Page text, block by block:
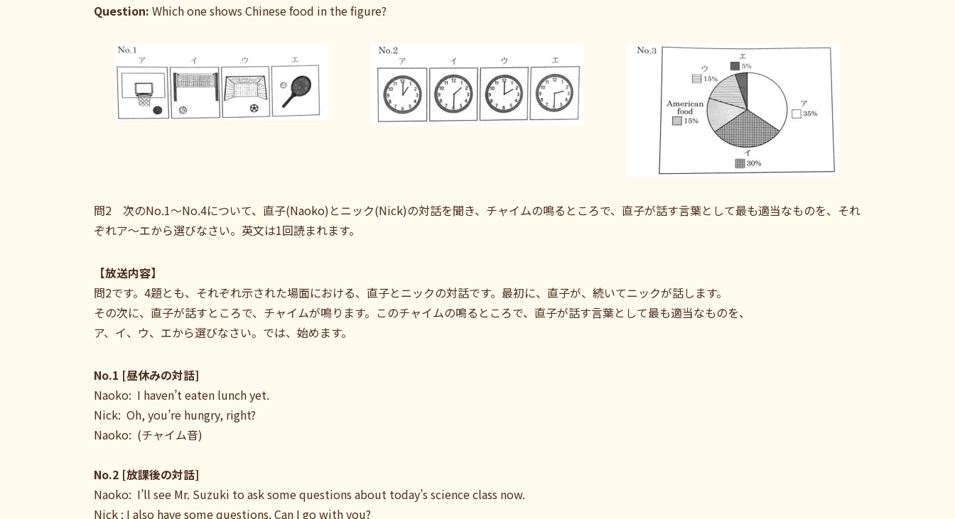
Question: Which one shows Chinese food in the figure?
問2 次のNo.1～No.4について、直子(Naoko)とニック(Nick)の対話を聞き、チャイムの鳴るところで、直子が話す言葉として最も適当なものを、それ
ぞれア～エから選びなさい。英文は1回読まれます。
【放送内容】
問2です。4題とも、それぞれ示された場面における、直子とニックの対話です。最初に、直子が、続いてニックが話します。
その次に、直子が話すところで、チャイムが鳴ります。このチャイムの鳴るところで、直子が話す言葉として最も適当なものを、
ア、イ、ウ、エから選びなさい。では、始めます。
No.1 [昼休みの対話]
Naoko: I haven’t eaten lunch yet.
Nick: Oh, you’re hungry, right?
Naoko: (チャイム音)
No.2 [放課後の対話]
Naoko: I’ll see Mr. Suzuki to ask some questions about today’s science class now.
Nick : I also have some questions. Can I go with you?